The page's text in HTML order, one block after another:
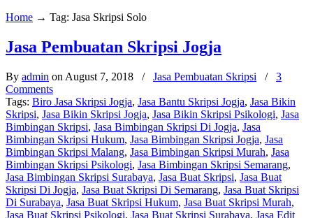
Home → Tag: Jasa Skripsi Solo
Jasa Pembuatan Skripsi Jogja
By admin on August 7, 2018 / Jasa Pembuatan Skripsi / 3
Comments
Tags: Biro Jasa Skripsi Jogja, Jasa Bantu Skripsi Jogja, Jasa Bikin
Skripsi, Jasa Bikin Skripsi Jogja, Jasa Bikin Skripsi Psikologi, Jasa
Bimbingan Skripsi, Jasa Bimbingan Skripsi Di Jogja, Jasa
Bimbingan Skripsi Hukum, Jasa Bimbingan Skripsi Jogja, Jasa
Bimbingan Skripsi Malang, Jasa Bimbingan Skripsi Murah, Jasa
Bimbingan Skripsi Psikologi, Jasa Bimbingan Skripsi Semarang,
Jasa Bimbingan Skripsi Surabaya, Jasa Buat Skripsi, Jasa Buat
Skripsi Di Jogja, Jasa Buat Skripsi Di Semarang, Jasa Buat Skripsi
Di Surabaya, Jasa Buat Skripsi Hukum, Jasa Buat Skripsi Murah,
Jasa Buat Skripsi Psikologi, Jasa Buat Skripsi Surabaya, Jasa Edit